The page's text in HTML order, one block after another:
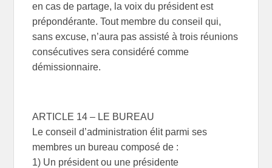
en cas de partage, la voix du président est
prépondérante. Tout membre du conseil qui,
sans excuse, n’aura pas assisté à trois réunions
consécutives sera considéré comme
démissionnaire.
ARTICLE 14 – LE BUREAU
Le conseil d’administration élit parmi ses
membres un bureau composé de :
1) Un président ou une présidente